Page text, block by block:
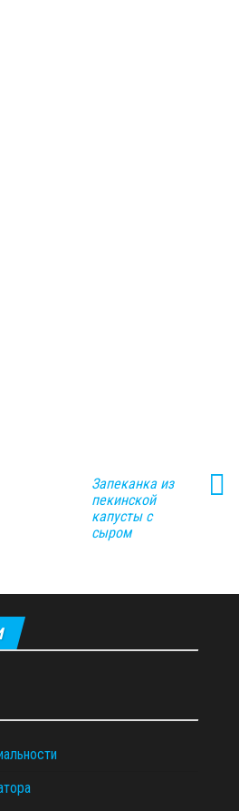
Запеканка из
пекинской
капусты с
сыром